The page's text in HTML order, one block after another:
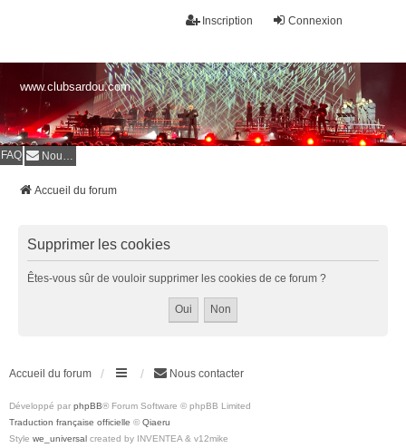
Connexion
Inscription
www.clubsardou.com
FAQ Nous contacter
Accueil du forum
Supprimer les cookies
Êtes-vous sûr de vouloir supprimer les cookies de ce forum ?
Accueil du forum Nous contacter
Développé par phpBB® Forum Software © phpBB Limited
Traduction française officielle © Qiaeru
Style we_universal created by INVENTEA & v12mike